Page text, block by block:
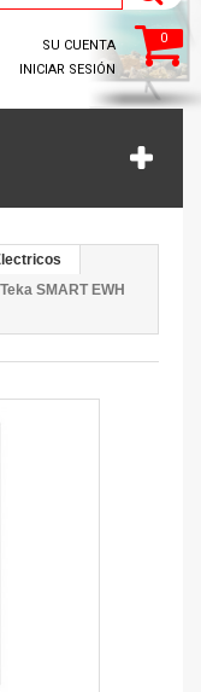
0
SU CUENTA
INICIAR SESIÓN
SMART EWH